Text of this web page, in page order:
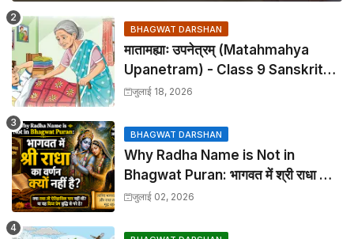
BHAGWAT DARSHAN
मातामह्याः उपनेत्रम् (Matahmahya
Upanetram) - Class 9 Sanskrit
Chapter 2 Translation &
जुलाई 18, 2026
BHAGWAT DARSHAN
Why Radha Name is Not in
Bhagwat Puran: भागवत में श्री राधा का
वर्णन क्यों नहीं है?
जुलाई 02, 2026